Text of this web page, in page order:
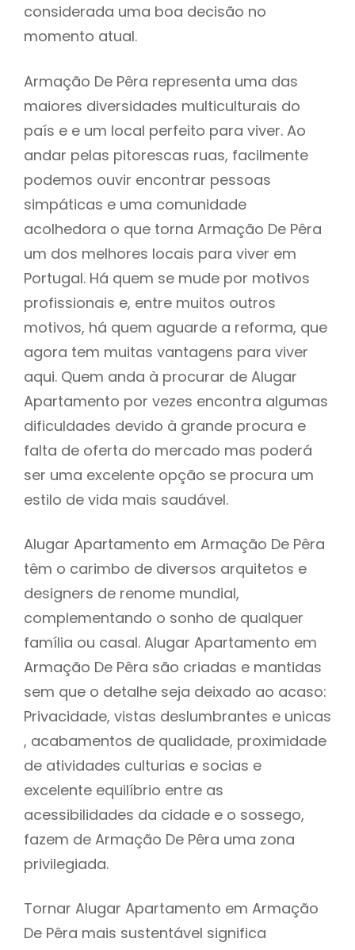
considerada uma boa decisão no
momento atual.
Armação De Pêra representa uma das
maiores diversidades multiculturais do
país e e um local perfeito para viver. Ao
andar pelas pitorescas ruas, facilmente
podemos ouvir encontrar pessoas
simpáticas e uma comunidade
acolhedora o que torna Armação De Pêra
um dos melhores locais para viver em
Portugal. Há quem se mude por motivos
profissionais e, entre muitos outros
motivos, há quem aguarde a reforma, que
agora tem muitas vantagens para viver
aqui. Quem anda à procurar de Alugar
Apartamento por vezes encontra algumas
dificuldades devido à grande procura e
falta de oferta do mercado mas poderá
ser uma excelente opção se procura um
estilo de vida mais saudável.
Alugar Apartamento em Armação De Pêra
têm o carimbo de diversos arquitetos e
designers de renome mundial,
complementando o sonho de qualquer
família ou casal. Alugar Apartamento em
Armação De Pêra são criadas e mantidas
sem que o detalhe seja deixado ao acaso:
Privacidade, vistas deslumbrantes e unicas
, acabamentos de qualidade, proximidade
de atividades culturias e socias e
excelente equilíbrio entre as
acessibilidades da cidade e o sossego,
fazem de Armação De Pêra uma zona
privilegiada.
Tornar Alugar Apartamento em Armação
De Pêra mais sustentável significa